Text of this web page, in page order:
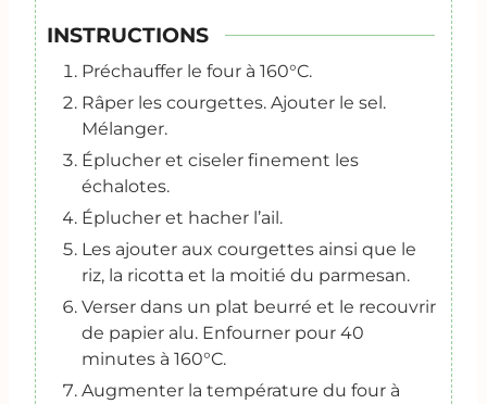
INSTRUCTIONS
Préchauffer le four à 160°C.
Râper les courgettes. Ajouter le sel.
Mélanger.
Éplucher et ciseler finement les
échalotes.
Éplucher et hacher l’ail.
Les ajouter aux courgettes ainsi que le
riz, la ricotta et la moitié du parmesan.
Verser dans un plat beurré et le recouvrir
de papier alu. Enfourner pour 40
minutes à 160°C.
Augmenter la température du four à